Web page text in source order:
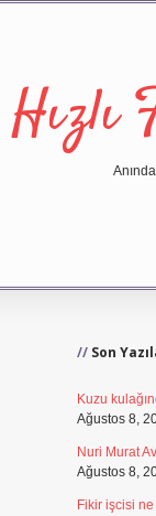
Hızlı
Son
Kuzu
Ağustos 8,
Nuri Murat
Ağustos 8,
Fikir işcisi